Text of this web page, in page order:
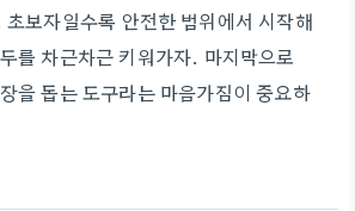
보자일수록 안전한 범위에서 시작해
를 차근차근 키워가자. 마지막으로
을 돕는 도구라는 마음가짐이 중요하